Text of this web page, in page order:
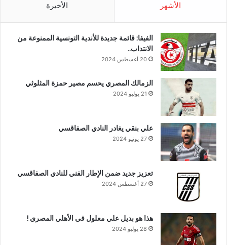
الأشهر الأخيرة
الفيفا: قائمة جديدة للأندية التونسية الممنوعة من
الانتداب..
20 أغسطس 2024
الزمالك المصري يحسم مصير حمزة المثلوثي
21 يوليو 2024
علي بنقي يغادر النادي الصفاقسي
27 يونيو 2024
تعزيز جديد ضمن الإطار الفني للنادي الصفاقسي
27 أغسطس 2024
هذا هو بديل علي معلول في الأهلي المصري !
28 يوليو 2024